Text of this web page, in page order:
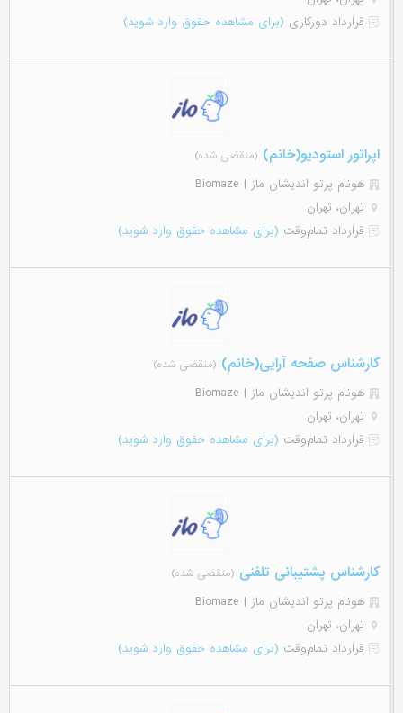
قرارداد دورکاری (برای مشاهده حقوق وارد شوید)
اپراتور استودیو(خانم) (منقضی شده)
هونام پرتو اندیشان ماز | Biomaze
تهران، تهران
قرارداد تمام‌وقت (برای مشاهده حقوق وارد شوید)
کارشناس صفحه آرایی(خانم) (منقضی شده)
هونام پرتو اندیشان ماز | Biomaze
تهران، تهران
قرارداد تمام‌وقت (برای مشاهده حقوق وارد شوید)
کارشناس پشتیبانی تلفنی (منقضی شده)
هونام پرتو اندیشان ماز | Biomaze
تهران، تهران
قرارداد تمام‌وقت (برای مشاهده حقوق وارد شوید)